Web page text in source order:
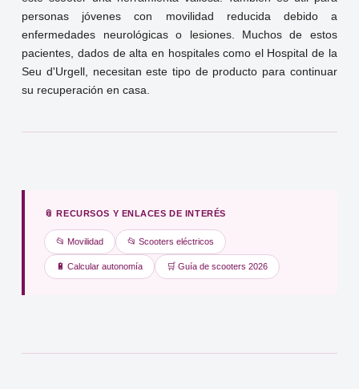
personas jóvenes con movilidad reducida debido a
enfermedades neurológicas o lesiones. Muchos de estos
pacientes, dados de alta en hospitales como el Hospital de la
Seu d'Urgell, necesitan este tipo de producto para continuar
su recuperación en casa.
📎 RECURSOS Y ENLACES DE INTERÉS
📂 Movilidad 📂 Scooters eléctricos
🔋 Calcular autonomía 🛒 Guía de scooters 2026